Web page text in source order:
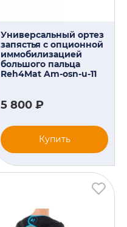
Универсальный ортез
запястья с опционной
иммобилизацией
большого пальца
Reh4Mat Am-osn-u-11
5 800 ₽
Купить